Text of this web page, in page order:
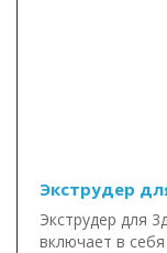
Экструдер
Экструдер для
включает в